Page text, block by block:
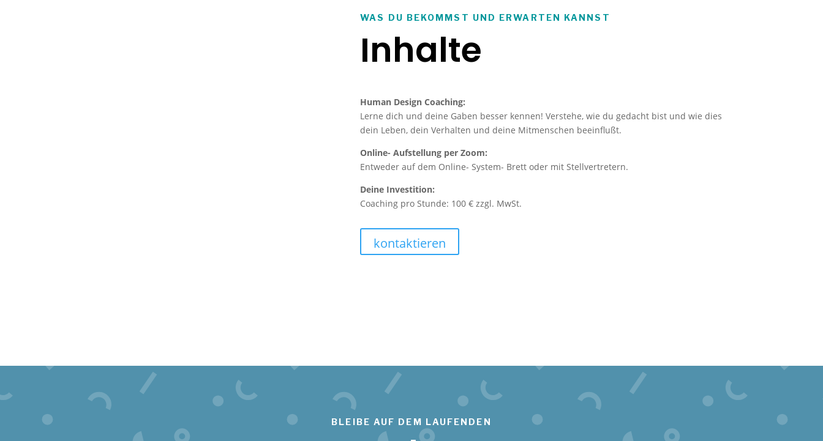
WAS DU BEKOMMST UND ERWARTEN KANNST
Inhalte
Human Design Coaching:
Lerne dich und deine Gaben besser kennen! Verstehe, wie du gedacht bist und wie dies
dein Leben, dein Verhalten und deine Mitmenschen beeinflußt.
Online- Aufstellung per Zoom:
Entweder auf dem Online- System- Brett oder mit Stellvertretern.
Deine Investition:
Coaching pro Stunde: 100 € zzgl. MwSt.
kontaktieren
BLEIBE AUF DEM LAUFENDEN